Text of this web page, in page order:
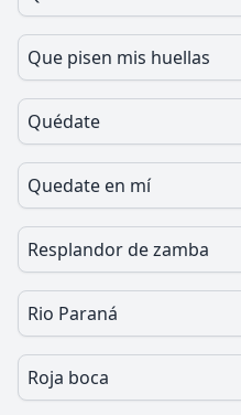
Que pisen mis huellas
Quédate
Quedate en mí
Resplandor de zamba
Rio Paraná
Roja boca